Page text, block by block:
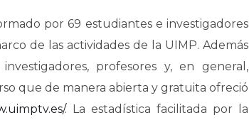
por 69 estudiantes e investigadores
de las actividades de la UIMP. Además
profesores y, en general,
que de manera abierta y gratuita ofreció
. La estadística facilitada por la